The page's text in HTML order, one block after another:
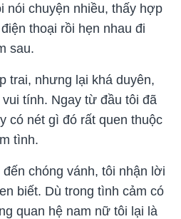
nói chuyện nhiều, thấy hợp
thoại rồi hẹn nhau đi
sau.
trai, nhưng lại khá duyên,
tính. Ngay từ đầu tôi đã
có nét gì đó rất quen thuộc
tình.
chóng vánh, tôi nhận lời
biết. Dù trong tình cảm có
quan hệ nam nữ tôi lại là